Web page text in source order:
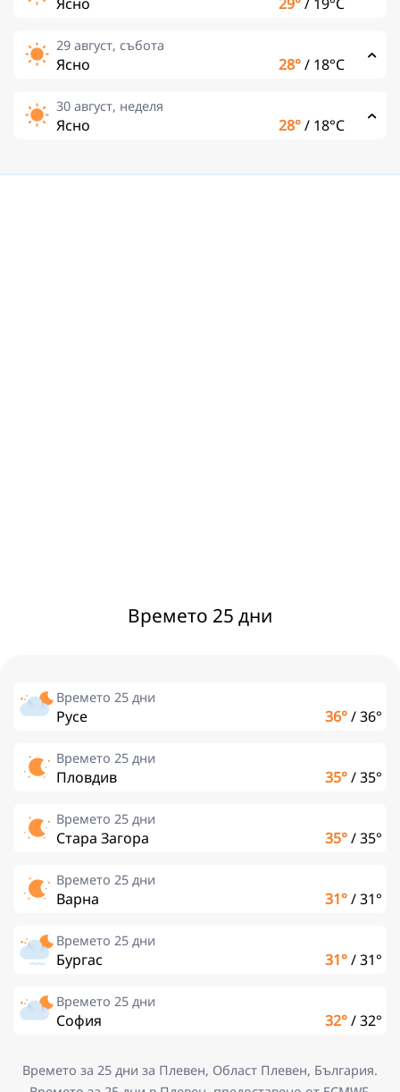
29 август, събота
Ясно 28°/ 18°C
30 август, неделя
Ясно 28°/ 18°C
Времето 25 дни
Времето 25 дни
Русе 36°/36°
Времето 25 дни
Пловдив 35°/35°
Времето 25 дни
Стара Загора 35°/35°
Времето 25 дни
Варна 31°/31°
Времето 25 дни
Бургас 31°/31°
Времето 25 дни
София 32°/32°
Времето за 25 дни за Плевен, Област Плевен, България.